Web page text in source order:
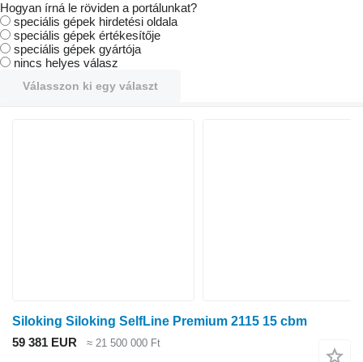
Hogyan írná le röviden a portálunkat?
speciális gépek hirdetési oldala
speciális gépek értékesítője
speciális gépek gyártója
nincs helyes válasz
Válasszon ki egy választ
Siloking Siloking SelfLine Premium 2115 15 cbm
59 381 EUR
≈ 21 500 000 Ft